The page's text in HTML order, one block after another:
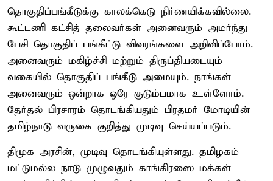
தொகுதிப்பங்கீடுக்கு காலக்கெடு நிர்ணயிக்கவில்லை.
கூட்டணி கட்சித் தலைவர்கள் அனைவரும் அமர்ந்து
பேசி தொகுதிப் பங்கீட்டு விவரங்களை அறிவிப்போம்.
அனைவரும் மகிழ்ச்சி மற்றும் திருப்தியடையும்
வகையில் தொகுதிப் பங்கீடு அமையும். நாங்கள்
அனைவரும் ஒன்றாக ஒரே குடும்பமாக உள்ளோம்.
தேர்தல் பிரசாரம் தொடங்கியதும் பிரதமர் மோடியின்
தமிழ்நாடு வருகை குறித்து முடிவு செய்யப்படும்.
திமுக அரசின், முடிவு தொடங்கியுள்ளது. தமிழகம்
மட்டுமல்ல நாடு முழுவதும் காங்கிரஸை மக்கள்